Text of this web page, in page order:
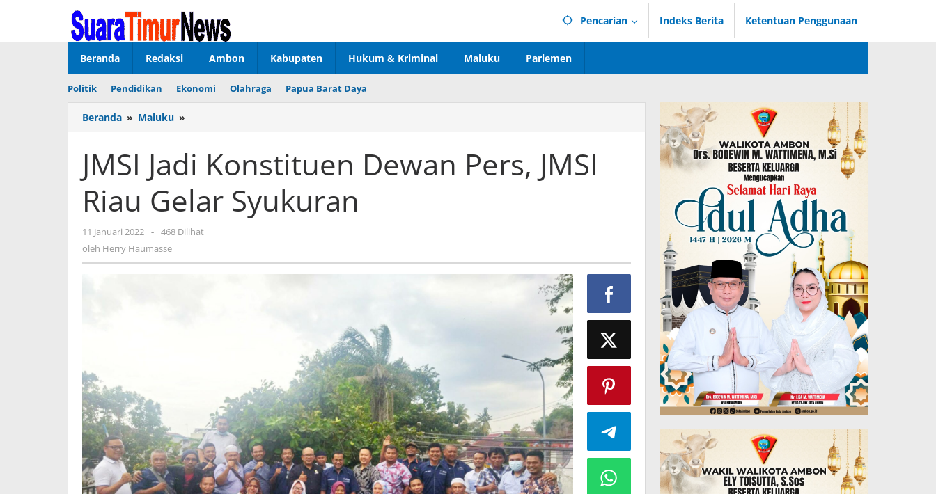
Pencarian Indeks Berita Ketentuan Penggunaan
Beranda Redaksi Ambon Kabupaten Hukum & Kriminal Maluku Parlemen
Politik Pendidikan Ekonomi Olahraga Papua Barat Daya
Beranda » Maluku »
Jadi
Dewan
Pers,
JMSI
Riau
Syukuran
JMSI Jadi Konstituen Dewan Pers, JMSI
Riau Gelar Syukuran
11 Januari 2022 oleh
Herry
- 468 Dilihat
oleh Herry Haumasse